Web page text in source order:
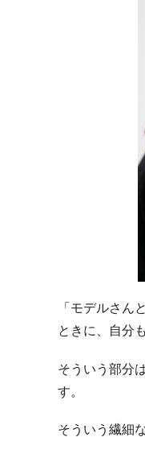
「モデルさん
ときに、自分
そういう部分
す。
そういう繊細